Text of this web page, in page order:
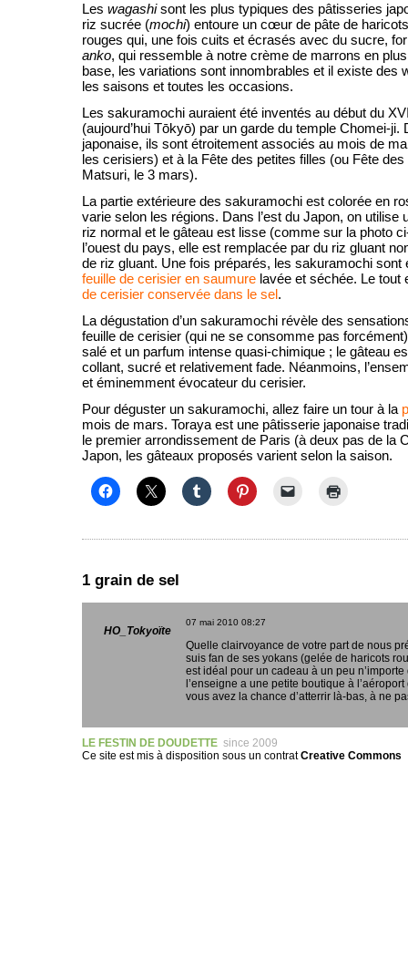
Les wagashisont les plus typiques des pâtisseries
riz sucrée (mochi) entoure un cœur de pâte de
rouges qui, une fois cuits et écrasés avec du sucre,
anko, qui ressemble à notre crème de marrons en
base, les variations sont innombrables et il existe des
les saisons et toutes les occasions.
Les sakuramochi auraient été inventés au début du
(aujourd’hui Tōkyō) par un garde du temple Chomei-ji.
japonaise, ils sont étroitement associés au mois de
les cerisiers) et à la Fête des petites filles (ou Fête
Matsuri, le 3 mars).
La partie extérieure des sakuramochi est colorée en
varie selon les régions. Dans l’est du Japon, on utilise
riz normal et le gâteau est lisse (comme sur la photo
l’ouest du pays, elle est remplacée par du riz gluant
de riz gluant. Une fois préparés, les sakuramochi sont
feuille de cerisier en saumure lavée et séchée. Le tout
de cerisier conservée dans le sel.
La dégustation d’un sakuramochi révèle des
feuille de cerisier (qui ne se consomme pas
salé et un parfum intense quasi-chimique ; le gâteau
collant, sucré et relativement fade. Néanmoins,
et éminemment évocateur du cerisier.
Pour déguster un sakuramochi, allez faire un tour à la
mois de mars. Toraya est une pâtisserie japonaise
le premier arrondissement de Paris (à deux pas de la
Japon, les gâteaux proposés varient selon la saison.
1 grain de sel
HO_Tokyoïte
07 mai 2010 08:27
Quelle clairvoyance de votre part de nous
suis fan de ses yokans (gelée de haricots
est idéal pour un cadeau à un peu n’importe
l’enseigne a une petite boutique à
vous avez la chance d’atterrir là-bas, à ne
LE FESTIN DE DOUDETTE since 2009
Ce site est mis à disposition sous un contratCreative Commons